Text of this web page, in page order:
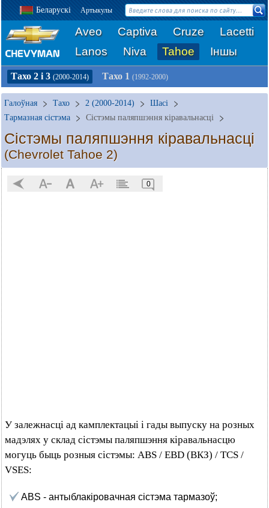
Беларускі Артыкулы
Aveo Captiva Cruze
Lacetti
Lanos
Niva Tahoe Іншы
Тахо 2 і 3 (2000-2014) Тахо 1 (1992-2000)
Галоўная Тахо 2 (2000-2014)
Шасі
Тармазная сістэма
Сістэмы паляпшэння кіравальнасці
Сістэмы паляпшэння кіравальнасці
(Chevrolet Tahoe 2)
0
У залежнасці ад камплектацыі і гады выпуску на розных
мадэлях у склад сістэмы паляпшэння кіравальнасцю
могуць быць розныя сістэмы: ABS / EBD (ВКЗ) / TCS /
VSES:
ABS - антыблакіровачная сістэма тармазоў;